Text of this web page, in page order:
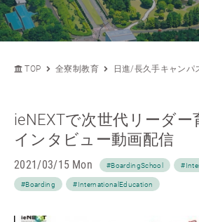
TOP 全寮制教育 日進/長久手キャンパ
ieNEXTで次世代リーダー
インタビュー動画配信
2021/03/15 Mon #BoardingSchool
#Boarding #InternationalEducation